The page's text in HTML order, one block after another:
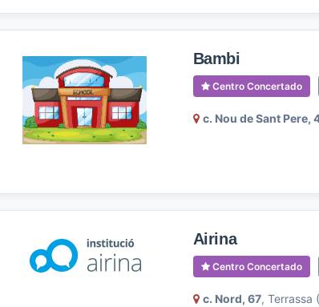
Bambi
Centro Concertado
c. Nou de Sant Pere,
Airina
Centro Concertado
c. Nord, 67, Terrassa